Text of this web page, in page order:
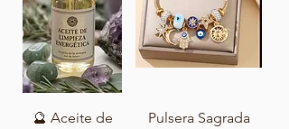
🔮 Aceite de
Pulsera Sagrada